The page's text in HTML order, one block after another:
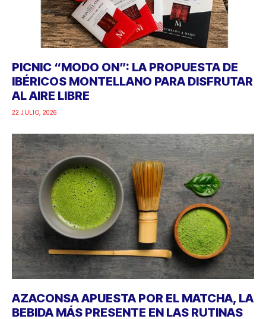
PICNIC “MODO ON”: LA PROPUESTA DE
IBÉRICOS MONTELLANO PARA DISFRUTAR
AL AIRE LIBRE
22 JULIO, 2026
AZACONSA APUESTA POR EL MATCHA, LA
BEBIDA MÁS PRESENTE EN LAS RUTINAS